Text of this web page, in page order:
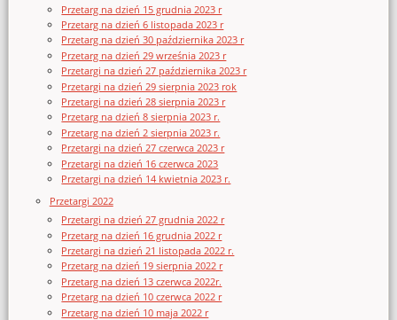
Przetarg na dzień 15 grudnia 2023 r
Przetarg na dzień 6 listopada 2023 r
Przetarg na dzień 30 października 2023 r
Przetarg na dzień 29 września 2023 r
Przetargi na dzień 27 października 2023 r
Przetargi na dzień 29 sierpnia 2023 rok
Przetargi na dzień 28 sierpnia 2023 r
Przetarg na dzień 8 sierpnia 2023 r.
Przetarg na dzień 2 sierpnia 2023 r.
Przetargi na dzień 27 czerwca 2023 r
Przetargi na dzień 16 czerwca 2023
Przetargi na dzień 14 kwietnia 2023 r.
Przetargi 2022
Przetargi na dzień 27 grudnia 2022 r
Przetarg na dzień 16 grudnia 2022 r
Przetargi na dzień 21 listopada 2022 r.
Przetarg na dzień 19 sierpnia 2022 r
Przetarg na dzień 13 czerwca 2022r.
Przetarg na dzień 10 czerwca 2022 r
Przetarg na dzień 10 maja 2022 r